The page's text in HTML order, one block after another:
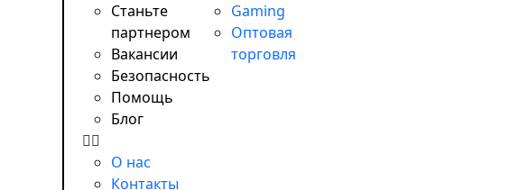
Станьте
партнером
Вакансии
Безопасность
Помощь
Блог
О нас
Контакты
Gaming
Оптовая
торговля